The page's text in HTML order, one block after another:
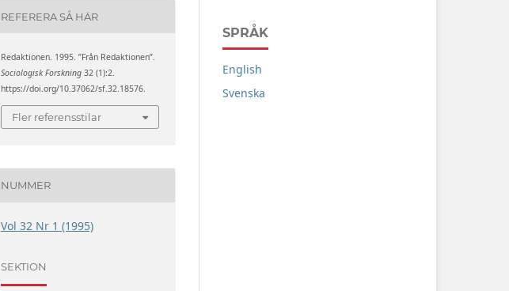
REFERERA SÅ HÄR
Redaktionen. 1995. ”Från Redaktionen”.
Sociologisk Forskning 32 (1):2.
https://doi.org/10.37062/sf.32.18576.
Fler referensstilar
NUMMER
Vol 32 Nr 1 (1995)
SEKTION
SPRÅK
English
Svenska